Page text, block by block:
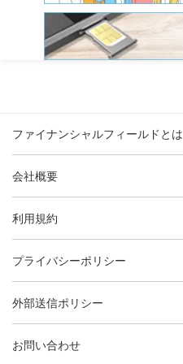
ファイナンシャルフィールドとは
会社概要
利用規約
プライバシーポリシー
外部送信ポリシー
お問い合わせ